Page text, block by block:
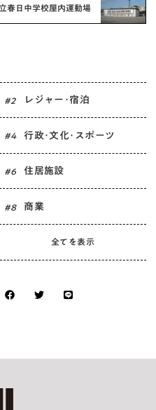
春日中学校屋内運動場
# 2 レジャー･宿泊
# 4 行政･文化･スポーツ
# 6 住居施設
# 8 商業
全てを表示